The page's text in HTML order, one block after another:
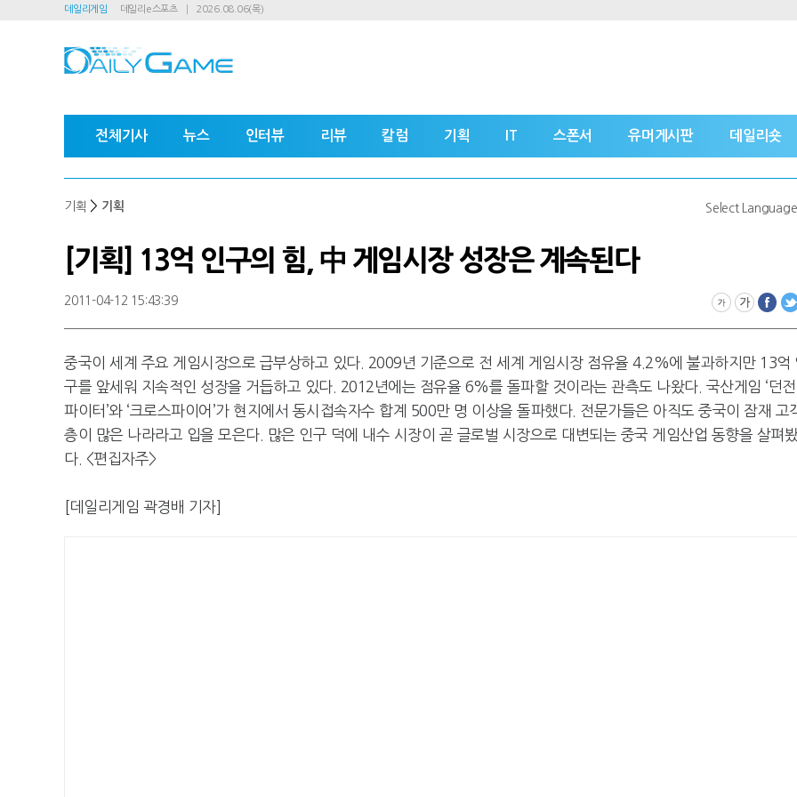
데일리게임 데일리e스포츠 2026.08.06(목)
전체기사 뉴스 인터뷰 리뷰 칼럼 기획 IT 스폰서 유머게시판 데일리숏
기획 > 기획 Select Language
[기획] 13억 인구의 힘, 中 게임시장 성장은 계속된다
2011-04-12 15:43:39
중국이 세계 주요 게임시장으로 급부상하고 있다. 2009년 기준으로 전 세계 게임시장 점유율 4.2%에 불과하지만 13억
구를 앞세워 지속적인 성장을 거듭하고 있다. 2012년에는 점유율 6%를 돌파할 것이라는 관측도 나왔다. 국산게임 ‘던
파이터’와 ‘크로스파이어’가 현지에서 동시접속자수 합계 500만 명 이상을 돌파했다. 전문가들은 아직도 중국이 잠재 고
층이 많은 나라라고 입을 모은다. 많은 인구 덕에 내수 시장이 곧 글로벌 시장으로 대변되는 중국 게임산업 동향을 살펴봤
다. <편집자주>
[데일리게임 곽경배 기자]